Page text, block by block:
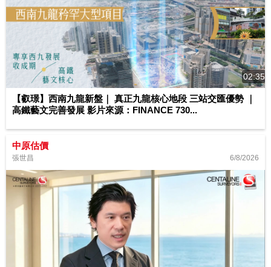
02:35
【叡璟】西南九龍新盤｜ 真正九龍核心地段 三站交匯優勢 ｜
高鐵藝文完善發展 影片來源：FINANCE 730...
中原估價
張世昌 6/8/2026